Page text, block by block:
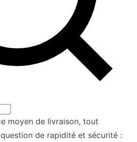
moyen de livraison, tout
de rapidité et sécurité :